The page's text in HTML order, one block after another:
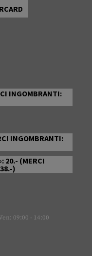
INGOMBRANTI:
INGOMBRANTI:
20.- (MERCI
)
09:00 - 14:00